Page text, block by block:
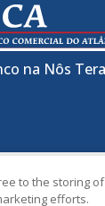
na Nôs Tera
BCA. Todos
to the
efforts.